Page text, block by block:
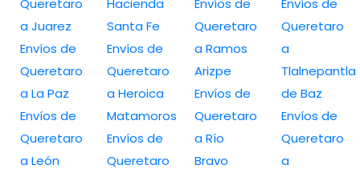
Queretaro
a Juarez
Envíos de
Queretaro
a La Paz
Envíos de
Queretaro
a León
Hacienda
Santa Fe
Envíos de
Queretaro
a Heroica
Matamoros
Envíos de
Queretaro
Envíos de
Queretaro
a Ramos
Arizpe
Envíos de
Queretaro
a Río
Bravo
Envíos de
Queretaro
a
Tlalnepantla
de Baz
Envíos de
Queretaro
a